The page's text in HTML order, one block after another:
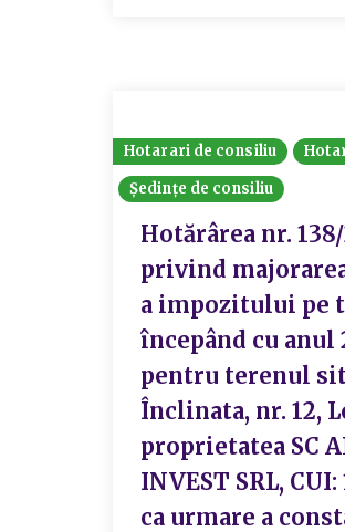
Hotarari de consiliu
Ședințe de consiliu
Hotărârea nr.
privind
a impozitului pe
începând cu anul
pentru terenul
Înclinata, nr. 12,
proprietatea SC
INVEST SRL,
ca urmare a